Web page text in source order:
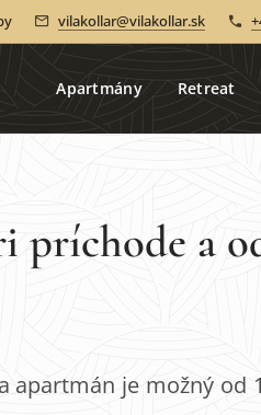
vilakollar@vilakollar.sk
Apartmány Retreat
príchode a
apartmán je možný